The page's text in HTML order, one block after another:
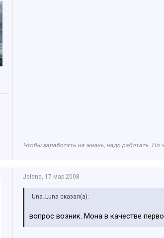
Чтобы заработать на жизнь, надо работать. Но
Jelena, 17 мар 2008
Una_Luna сказал(а):
вопрос возник. Мона в качестве